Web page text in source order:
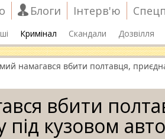
Блоги Інтерв'ю
Кримінал Скандали Дозвілля
намагався вбити полтавця,
вбити
кузовом